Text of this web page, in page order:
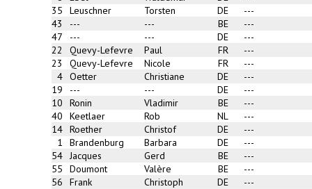
35
Leuschner Torsten DE
---
43
--- --- BE
---
47
--- --- DE
---
22
Quevy-Lefevre Paul FR
---
23
Quevy-Lefevre Nicole FR
---
4 Oetter Christiane DE
---
19
--- --- DE
---
10
Ronin Vladimir BE
---
40
Keetlaer Rob NL
---
14 Roether Christof DE
---
1
Brandenburg Barbara DE
---
54
Jacques Gerd BE
---
55
Doumont Valère BE
---
56
Frank Christoph DE ---